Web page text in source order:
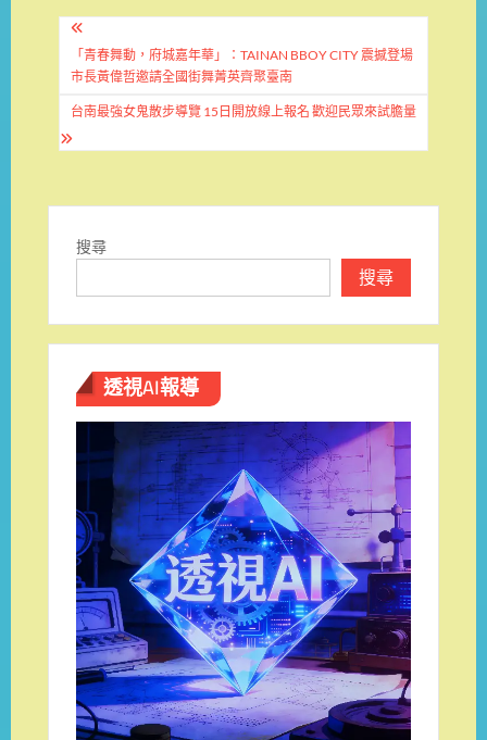
文
章
導
覽
「青春舞動，府城嘉年華」：TAINAN BBOY CITY 震撼登場
市長黃偉哲邀請全國街舞菁英齊聚臺南
台南最強女鬼散步導覽 15日開放線上報名 歡迎民眾來試膽量
搜尋
搜尋
透視AI報導